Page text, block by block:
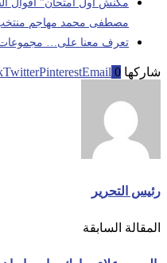
مكنش أول امتحان” أقوال
مصطفى محمد مهاجم
تعرف معنا على… مجموعات
شاركها 0
TwitterPinterestEmail
رئيس التحرير
المقالة السابقة